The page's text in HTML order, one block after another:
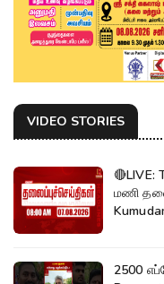
VIDEO STORIES
🔴LIVE:
மணி
2500